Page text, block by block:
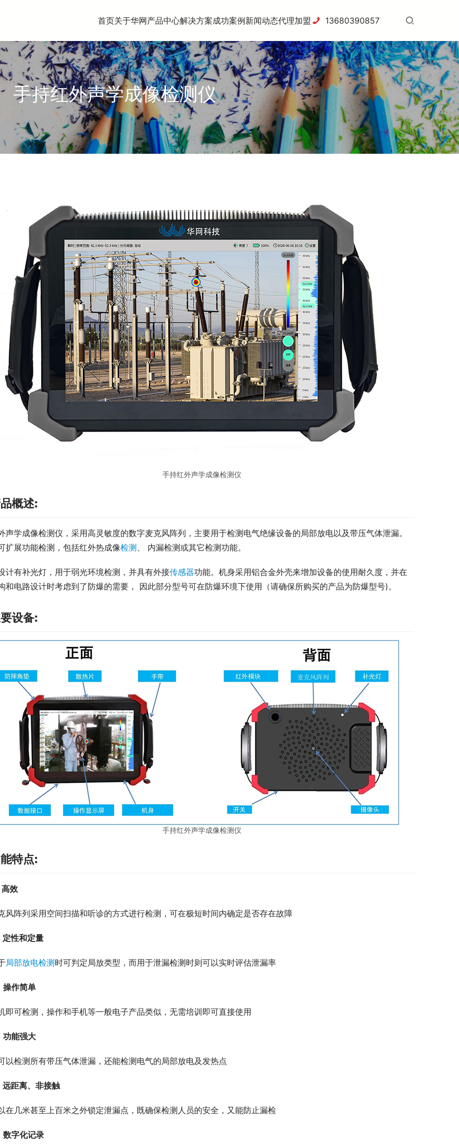
首页关于华网产品中心解决方案成功案例新闻动态代理加盟 13680390857
手持红外声学成像检测仪
手持红外声学成像检测仪
概述:
声学成像检测仪，采用高灵敏度的数字麦克风阵列，主要用于检测电气绝缘设备的局部放电以及带压气体泄漏。
扩展功能检测，包括红外热成像检测 、 内漏检测或其它检测功能。
计有补光灯，用于弱光环境检测，并具有外接传感器功能。机身采用铝合金外壳来增加设备的使用耐久度，并在
和电路设计时考虑到了防爆的需要， 因此部分型号可在防爆环境下使用（请确保所购买的产品为防爆型号)。
设备:
手持红外声学成像检测仪
特点:
效
风阵列采用空间扫描和听诊的方式进行检测，可在极短时间内确定是否存在故障
定性和定量
局部放电检测 时可判定局放类型，而用于泄漏检测时则可以实时评估泄漏率
操作简单
即可检测，操作和手机等一般电子产品类似，无需培训即可直接使用
功能强大
以检测所有带压气体泄漏，还能检测电气的局部放电及发热点
远距离、非接触
在几米甚至上百米之外锁定泄漏点，既确保检测人员的安全，又能防止漏检
数字化记录